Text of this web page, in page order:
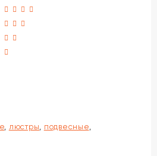
люстры подвесные